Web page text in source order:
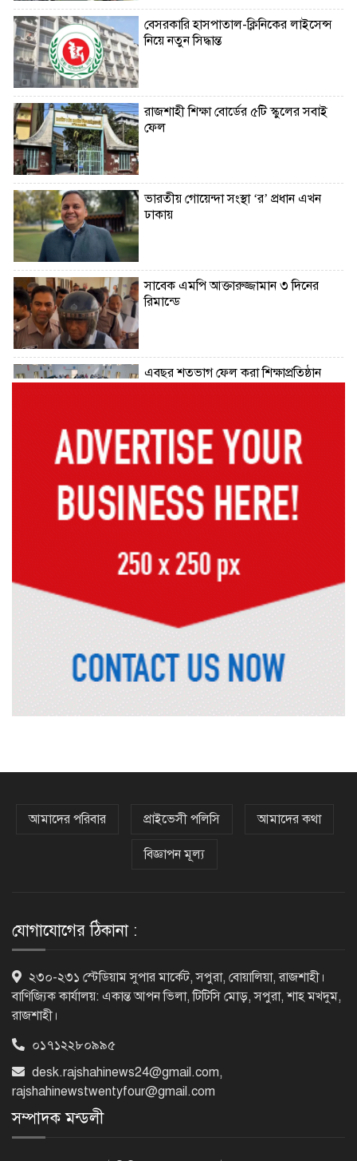
বেসরকারি হাসপাতাল-ক্লিনিকের লাইসেন্স
নিয়ে নতুন সিদ্ধান্ত
রাজশাহী শিক্ষা বোর্ডের ৫টি স্কুলের সবাই
ফেল
ভারতীয় গোয়েন্দা সংস্থা ‘র’ প্রধান এখন
ঢাকায়
সাবেক এমপি আক্তারুজ্জামান ৩ দিনের
রিমান্ডে
এবছর শতভাগ ফেল করা শিক্ষাপ্রতিষ্ঠান
এ বছর এসএসসিতে সব থেকে বেশি ফেল
মধ্যে সর্বনিম্ন
ফলাফল পুনঃনিরীক্ষণ নিয়ে যা বললেন
মাদ্রাসা বোর্ডে পাসের হার ৫৫.৪৯ শতাংশ,
হাইকমিশনার দীনেশ ত্রিবেদী
২২৬টি মাদরাসার সব শিক্ষার্থী ফেল
আমাদের পরিবার প্রাইভেসী পলিসি আমাদের কথা
বিজ্ঞাপন মূল্য
যোগাযোগের ঠিকানা :
২৩০-২৩১ স্টেডিয়াম সুপার মার্কেট, সপুরা, বোয়ালিয়া, রাজশাহী।
বাণিজ্যিক কার্যালয়: একান্ত আপন ভিলা, টিটিসি মোড়, সপুরা, শাহ মখদুম,
রাজশাহী।
০১৭১২২৮০৯৯৫
desk.rajshahinews24@gmail.com,
rajshahinewstwentyfour@gmail.com
সম্পাদক মন্ডলী